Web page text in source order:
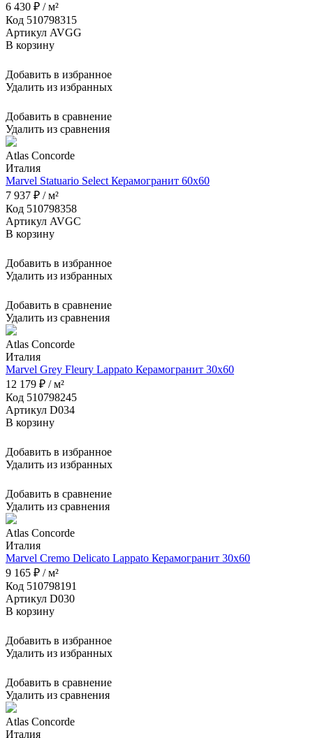
6 430 ₽ / м²
Код 510798315
Артикул AVGG
В корзину
Добавить в избранное
Удалить из избранных
Добавить в сравнение
Удалить из сравнения
Atlas Concorde
Италия
Marvel Statuario Select Керамогранит 60x60
7 937 ₽ / м²
Код 510798358
Артикул AVGC
В корзину
Добавить в избранное
Удалить из избранных
Добавить в сравнение
Удалить из сравнения
Atlas Concorde
Италия
Marvel Grey Fleury Lappato Керамогранит 30x60
12 179 ₽ / м²
Код 510798245
Артикул D034
В корзину
Добавить в избранное
Удалить из избранных
Добавить в сравнение
Удалить из сравнения
Atlas Concorde
Италия
Marvel Cremo Delicato Lappato Керамогранит 30x60
9 165 ₽ / м²
Код 510798191
Артикул D030
В корзину
Добавить в избранное
Удалить из избранных
Добавить в сравнение
Удалить из сравнения
Atlas Concorde
Италия